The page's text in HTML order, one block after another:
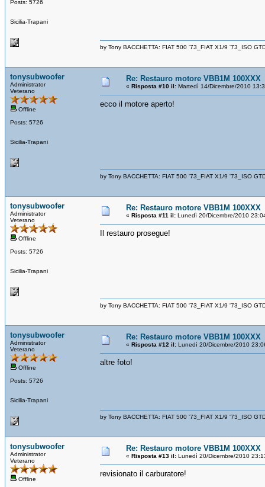
Posts: 5726
Sicilia-Trapani
by Tony BACCHETTA: FIAT 500 '73_FIAT X1/9 '73_ISO
tonysubwoofer
Administrator
Veterano
Offline
Posts: 5726
Sicilia-Trapani
Re: Restauro motore VBB1M 100XXX
« Risposta #10 il: Martedì 14/Dicembre/2010
ecco il motore aperto!
by Tony BACCHETTA: FIAT 500 '73_FIAT X1/9 '73_ISO
tonysubwoofer
Administrator
Veterano
Offline
Posts: 5726
Sicilia-Trapani
Re: Restauro motore VBB1M 100XXX
« Risposta #11 il: Lunedì 20/Dicembre/2010
Il restauro prosegue!
by Tony BACCHETTA: FIAT 500 '73_FIAT X1/9 '73_ISO
tonysubwoofer
Administrator
Veterano
Offline
Posts: 5726
Sicilia-Trapani
Re: Restauro motore VBB1M 100XXX
« Risposta #12 il: Lunedì 20/Dicembre/2010
altre foto!
by Tony BACCHETTA: FIAT 500 '73_FIAT X1/9 '73_ISO
tonysubwoofer
Administrator
Veterano
Offline
Re: Restauro motore VBB1M 100XXX
« Risposta #13 il: Lunedì 20/Dicembre/2010
revisionato il carburatore!